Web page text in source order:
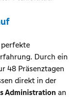
Durch ein
48 Präsenztagen
direkt in der
Administration an